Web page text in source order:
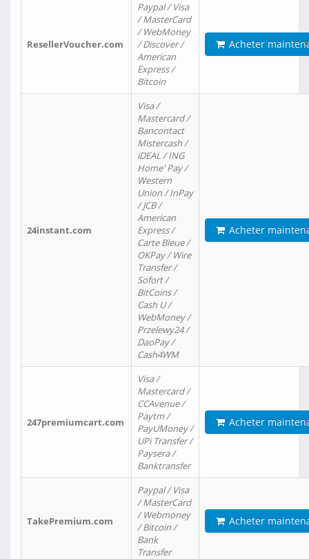
ResellerVoucher.com
Paypal / Visa
/ MasterCard
/ WebMoney
/ Discover /
American
Express /
Bitcoin
Acheter
24instant.com
Visa /
Mastercard /
Bancontact
Mistercash /
iDEAL / ING
Home' Pay /
Western
Union / InPay
/ JCB /
American
Express /
Carte Bleue /
OKPay / Wire
Transfer /
Sofort /
BitCoins /
Cash U /
WebMoney /
Przelewy24 /
DaoPay /
Cash4WM
Acheter
247premiumcart.com
Visa /
Mastercard /
CCAvenue /
Paytm /
PayUMoney /
UPi Transfer /
Paysera /
Banktransfer
Acheter
TakePremium.com
Paypal / Visa
/ MasterCard
/ Webmoney
/ Bitcoin /
Bank
Transfer
Acheter